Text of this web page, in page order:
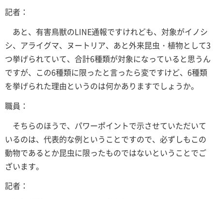
記者：
あと、有害鳥獣のLINE通報ですけれども、対象がイノシ
シ、アライグマ、ヌートリア、あと外来昆虫・植物として3
つ挙げられていて、合計6種類が対象になっていると思うん
ですが、この6種類に限ったと言ったら変ですけど、6種類
を挙げられた理由というのは何かありますでしょうか。
職員：
そちらのほうで、パワーポイントで示させていただいて
いるのは、代表的な例ということですので、必ずしもこの
動物であるとか昆虫に限ったものではないということでご
ざいます。
記者：